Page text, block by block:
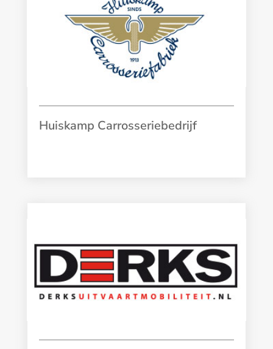
Huiskamp Carrosseriebedrijf